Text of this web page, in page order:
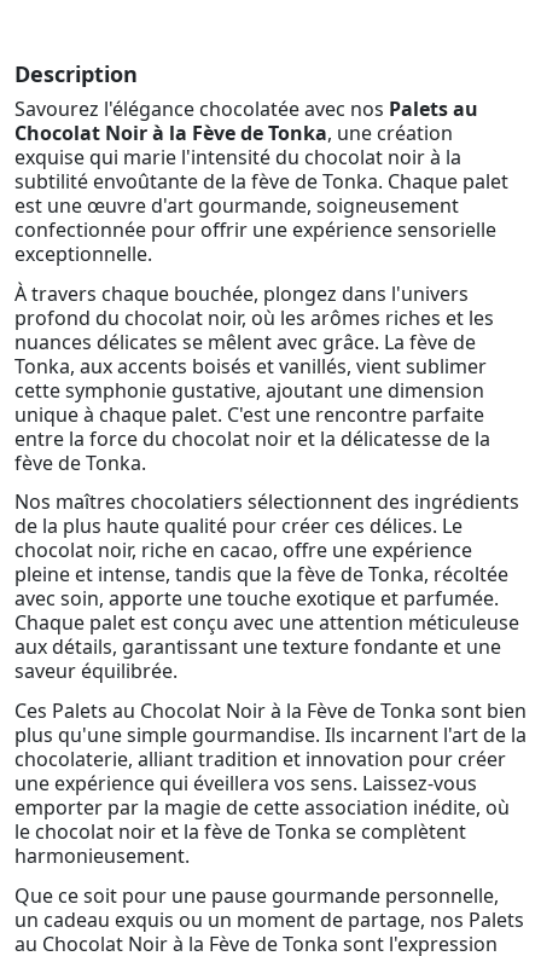
Description
Savourez l'élégance chocolatée avec nos Palets au
Chocolat Noir à la Fève de Tonka, une création
exquise qui marie l'intensité du chocolat noir à la
subtilité envoûtante de la fève de Tonka. Chaque palet
est une œuvre d'art gourmande, soigneusement
confectionnée pour offrir une expérience sensorielle
exceptionnelle.
À travers chaque bouchée, plongez dans l'univers
profond du chocolat noir, où les arômes riches et les
nuances délicates se mêlent avec grâce. La fève de
Tonka, aux accents boisés et vanillés, vient sublimer
cette symphonie gustative, ajoutant une dimension
unique à chaque palet. C'est une rencontre parfaite
entre la force du chocolat noir et la délicatesse de la
fève de Tonka.
Nos maîtres chocolatiers sélectionnent des ingrédients
de la plus haute qualité pour créer ces délices. Le
chocolat noir, riche en cacao, offre une expérience
pleine et intense, tandis que la fève de Tonka, récoltée
avec soin, apporte une touche exotique et parfumée.
Chaque palet est conçu avec une attention méticuleuse
aux détails, garantissant une texture fondante et une
saveur équilibrée.
Ces Palets au Chocolat Noir à la Fève de Tonka sont bien
plus qu'une simple gourmandise. Ils incarnent l'art de la
chocolaterie, alliant tradition et innovation pour créer
une expérience qui éveillera vos sens. Laissez-vous
emporter par la magie de cette association inédite, où
le chocolat noir et la fève de Tonka se complètent
harmonieusement.
Que ce soit pour une pause gourmande personnelle,
un cadeau exquis ou un moment de partage, nos Palets
au Chocolat Noir à la Fève de Tonka sont l'expression